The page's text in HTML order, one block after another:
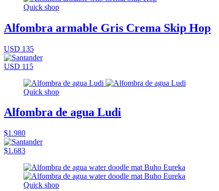
Quick shop
Alfombra armable Gris Crema Skip Hop
USD 135
USD 115
Quick shop
Alfombra de agua Ludi
$1.980
$1.683
Quick shop